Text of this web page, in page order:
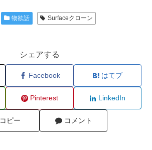
物欲話
Surfaceクローン
シェアする
Facebook はてブ
Pinterest LinkedIn
コピー コメント